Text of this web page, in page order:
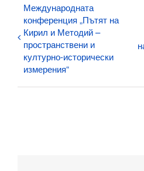
Международната
конференция „Пътят на
Кирил и Методий –
пространствени и
културно-исторически
измерения“